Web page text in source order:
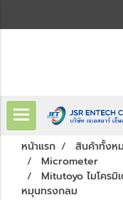
หน้าแรก สินค้าทั้งห
Micrometer
Mitutoyo ไมโคร
หมุนทรงกลม